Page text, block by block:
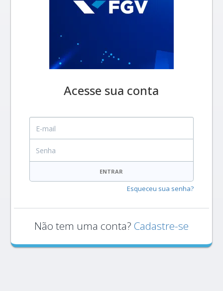
Acesse sua conta
E-mail
ENTRAR
Esqueceu sua senha?
Não tem uma conta? Cadastre-se